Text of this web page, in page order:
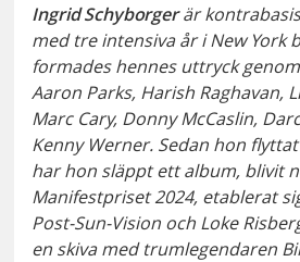
Ingrid Schyborgerär
med tre intensiva år i New York
formades hennes uttryck
Aaron Parks, Harish Raghavan,
Marc Cary, Donny McCaslin,
Kenny Werner. Sedan hon
har hon släppt ett album, blivit
Manifestpriset 2024, etablerat
Post-Sun-Vision och Loke
en skiva med trumlegendaren